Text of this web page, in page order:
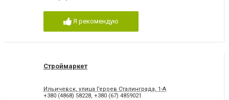
Я рекомендую
Строймаркет
Ильичевск, улица Героев Сталинграда, 1-А
+380 (4868) 58228, +380 (67) 4859021